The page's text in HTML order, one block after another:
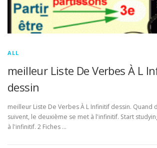
ALL
meilleur Liste De Verbes À L
dessin
meilleur Liste De Verbes À L Infinitif dessin. Quand
suivent, le deuxième se met à l'infinitif. Start
à l'infinitif. 2 Fiches …